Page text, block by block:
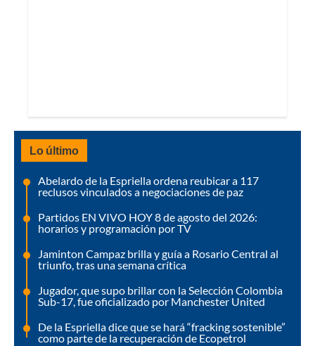
Lo último
Abelardo de la Espriella ordena reubicar a 117
reclusos vinculados a negociaciones de paz
Partidos EN VIVO HOY 8 de agosto del 2026:
horarios y programación por TV
Jaminton Campaz brilla y guía a Rosario Central al
triunfo, tras una semana crítica
Jugador, que supo brillar con la Selección Colombia
Sub-17, fue oficializado por Manchester United
De la Espriella dice que se hará “fracking sostenible”
como parte de la recuperación de Ecopetrol